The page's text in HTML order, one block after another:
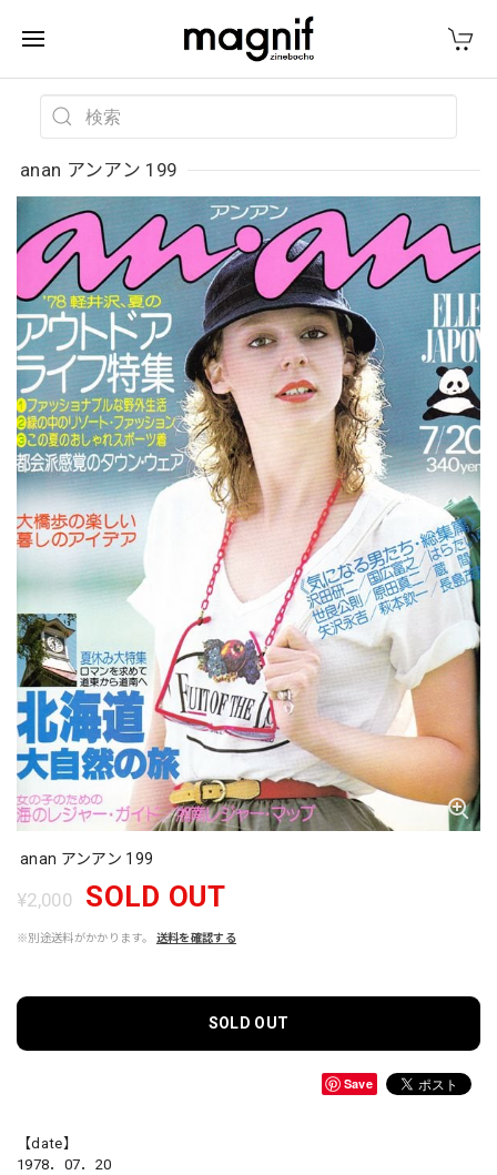
anan アンアン 199
anan アンアン 199
¥2,000 SOLD OUT
※別途送料がかかります。 送料を確認する
SOLD OUT
Save
【date】
1978．07．20